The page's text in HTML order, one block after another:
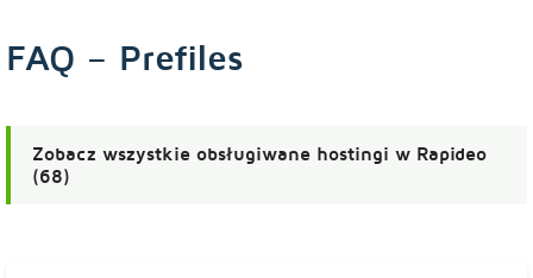
FAQ – Prefiles
Zobacz wszystkie obsługiwane hostingi w Rapideo
(68)